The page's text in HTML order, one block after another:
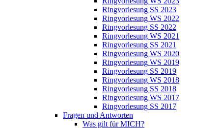
Ringvorlesung SS 2023
Ringvorlesung WS 2022
Ringvorlesung SS 2022
Ringvorlesung WS 2021
Ringvorlesung SS 2021
Ringvorlesung WS 2020
Ringvorlesung WS 2019
Ringvorlesung SS 2019
Ringvorlesung WS 2018
Ringvorlesung SS 2018
Ringvorlesung WS 2017
Ringvorlesung SS 2017
Fragen und Antworten
Was gilt für MICH?